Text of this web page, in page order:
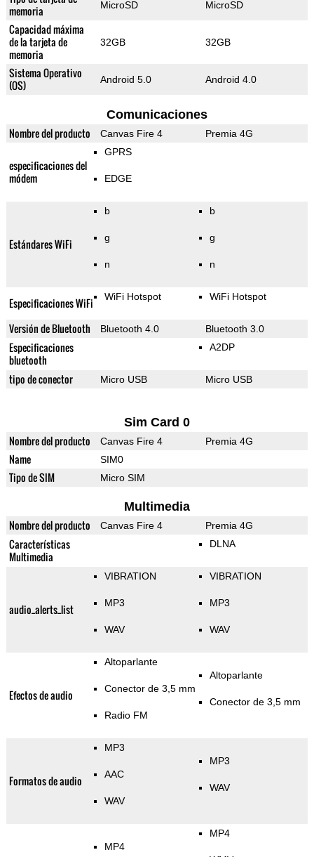
memoria
MicroSD MicroSD
Capacidad máxima
de la tarjeta de
memoria
32GB 32GB
Sistema Operativo
(OS)
Android 5.0 Android 4.0
Comunicaciones
Nombre del producto Canvas Fire 4 Premia 4G
especificaciones del
módem
GPRS
EDGE
Estándares WiFi
b
g
n
b
g
n
Especificaciones WiFi WiFi Hotspot WiFi Hotspot
Versión de Bluetooth Bluetooth 4.0 Bluetooth 3.0
Especificaciones
bluetooth
A2DP
tipo de conector Micro USB Micro USB
Sim Card 0
Nombre del producto Canvas Fire 4 Premia 4G
Name SIM0
Tipo de SIM Micro SIM
Multimedia
Nombre del producto Canvas Fire 4 Premia 4G
Características
Multimedia
DLNA
audio_alerts_list
VIBRATION
MP3
WAV
VIBRATION
MP3
WAV
Efectos de audio
Altoparlante
Conector de 3,5 mm
Radio FM
Altoparlante
Conector de 3,5 mm
Formatos de audio
MP3
AAC
WAV
MP3
WAV
MP4
MP4